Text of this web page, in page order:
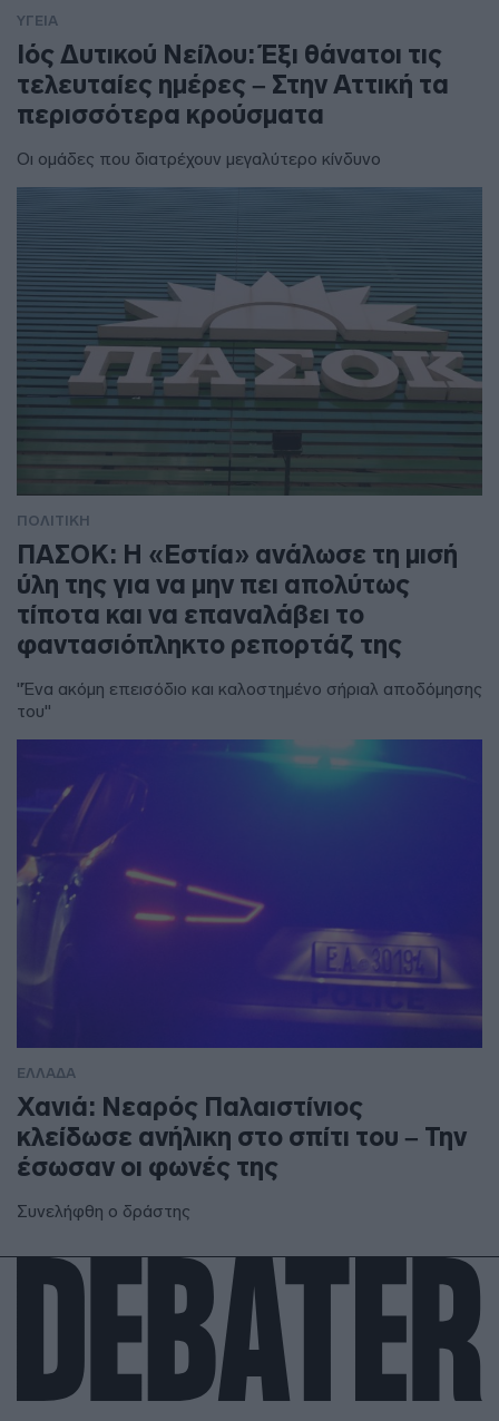
ΥΓΕΙΑ
Ιός Δυτικού Νείλου: Έξι θάνατοι τις
τελευταίες ημέρες – Στην Αττική τα
περισσότερα κρούσματα
Οι ομάδες που διατρέχουν μεγαλύτερο κίνδυνο
ΠΟΛΙΤΙΚΗ
ΠΑΣΟΚ: Η «Εστία» ανάλωσε τη μισή
ύλη της για να μην πει απολύτως
τίποτα και να επαναλάβει το
φαντασιόπληκτο ρεπορτάζ της
"Ένα ακόμη επεισόδιο και καλοστημένο σήριαλ αποδόμησης
του"
ΕΛΛΑΔΑ
Χανιά: Νεαρός Παλαιστίνιος
κλείδωσε ανήλικη στο σπίτι του – Την
έσωσαν οι φωνές της
Συνελήφθη ο δράστης